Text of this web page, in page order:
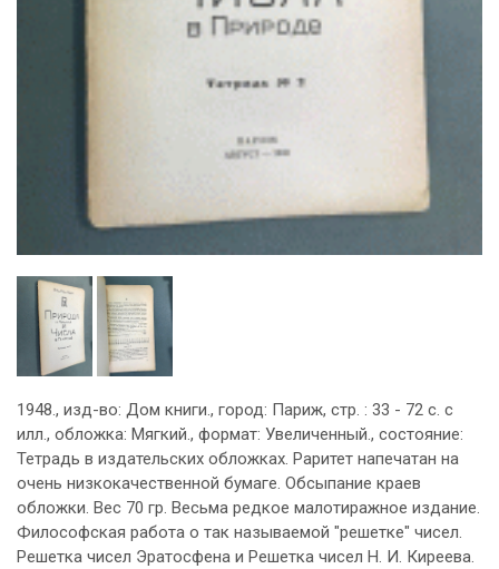
1948., изд-во: Дом книги., город: Париж, стр. : 33 - 72 с. с
илл., обложка: Мягкий., формат: Увеличенный., состояние:
Тетрадь в издательских обложках. Раритет напечатан на
очень низкокачественной бумаге. Обсыпание краев
обложки. Вес 70 гр. Весьма редкое малотиражное издание.
Философская работа о так называемой "решетке" чисел.
Решетка чисел Эратосфена и Решетка чисел Н. И. Киреева.